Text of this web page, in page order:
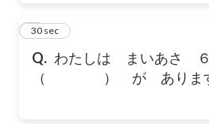
Q. わたしは まいあさ
（ ） が あります
4
30 sec